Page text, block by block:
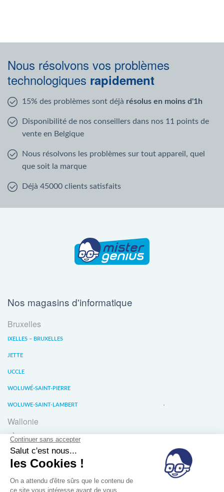
Nous résolvons vos problèmes
technologiques rapidement
15% des problèmes sont déjà résolus en moins d'1h
Disponibilité de nos conseillers dans nos 11 points de
vente en Belgique
Nous résolvons les problèmes sur tout appareil, quel
que soit la marque
Déjà 45000 clients satisfaits
Nos magasins d'informatique
Bruxelles
IXELLES – BRUXELLES
JETTE
UCCLE
WOLUWÉ-SAINT-PIERRE
WOLUWE-SAINT-LAMBERT
Wallonie
LIÈGE
WATERLOO
WAVRE